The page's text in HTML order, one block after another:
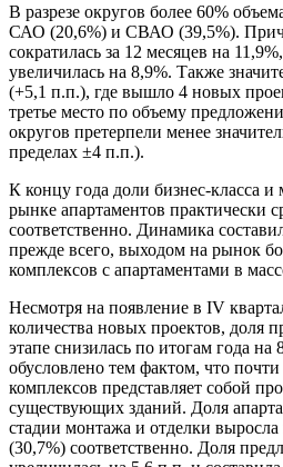
В разрезе округов более 60%
САО (20,6%) и СВАО (39,5%).
сократилась за 12 месяцев на
увеличилась на 8,9%. Также
(+5,1 п.п.), где вышло 4 новых
третье место по объему
округов претерпели менее
пределах ±4 п.п.).
К концу года доли бизнес-класса и
рынке апартаментов практически
соответственно. Динамика
прежде всего, выходом на рынок
комплексов с апартаментами в
Несмотря на появление в IV
количества новых проектов, доля
этапе снизилась по итогам года
обусловлено тем фактом, что
комплексов представляет собой
существующих зданий. Доля
стадии монтажа и отделки
(30,7%) соответственно. Доля